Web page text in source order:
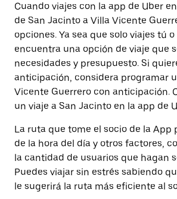
Cuando viajes con la app de Uber
de San Jacinto a Villa Vicente
opciones. Ya sea que solo viajes tú
encuentra una opción de viaje que
necesidades y presupuesto. Si
anticipación, considera programar
Vicente Guerrero con anticipación.
un viaje a San Jacinto en la app de
La ruta que tome el socio de la App
de la hora del día y otros factores,
la cantidad de usuarios que hagan
Puedes viajar sin estrés sabiendo
le sugerirá la ruta más eficiente al